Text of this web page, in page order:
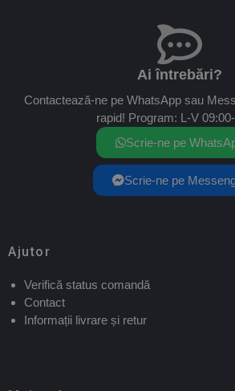
Ai întrebări?
Contactează-ne pe WhatsApp sau
rapid! Program: L-V
Scrie-ne pe
Scrie-ne pe
Ajutor
Verifică status comandă
Contact
Informații livrare și retur